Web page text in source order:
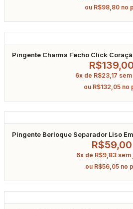
ou R$98,80 no
Pingente Charms Fecho Click
Zircônia Banhado A RódioR$139,00
6x de R$23,17
ou R$132,05 no
Pingente Berloque Separador Liso
R$59,00
6x de R$9,83 sem
ou R$56,05 no